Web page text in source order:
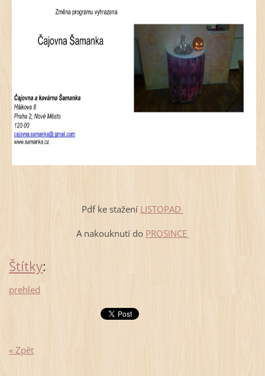
Pdf ke stažení LISTOPAD
A nakouknutí do PROSINCE
Štítky:
prehled
« Zpět